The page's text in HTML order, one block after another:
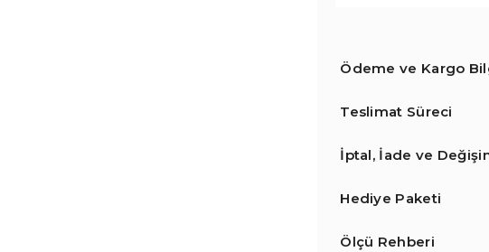
Ödeme ve Kargo
Teslimat Süreci
İptal, İade ve
Hediye Paketi
Ölçü Rehberi